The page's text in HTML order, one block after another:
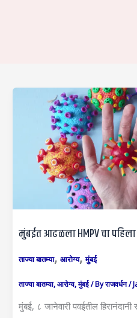
मुंबईत आढळला HMPV चा
ताज्या बातम्या, आरोग्य,मुंबई
ताज्या बातम्या,आरोग्य,मुंबई/ Byराजवर्धन/
मुंबई, ८ जानेवारी पवईतील हिरानंदानी